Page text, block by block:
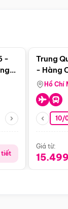
-
tiết
Trung
- Hàng
Hồ Chí
10/
Giá từ: